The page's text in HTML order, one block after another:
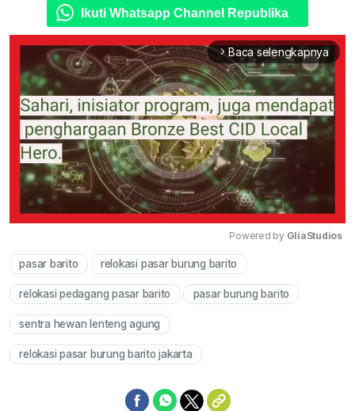
Ikuti Whatsapp Channel Republika
arrow_forward_ios Baca selengkapnya
Powered by GliaStudios
pasar barito relokasi pasar burung barito
relokasi pedagang pasar barito pasar burung barito
sentra hewan lenteng agung
relokasi pasar burung barito jakarta